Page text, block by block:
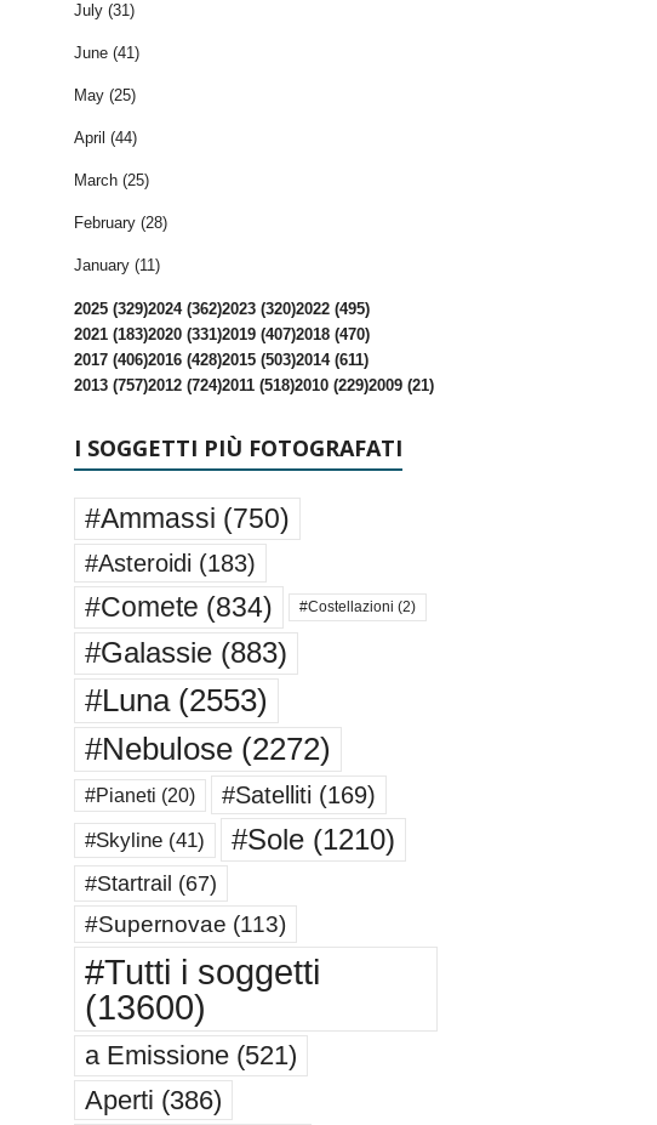
July (31)
June (41)
May (25)
April (44)
March (25)
February (28)
January (11)
2025 (329)2024 (362)2023 (320)2022 (495)
2021 (183)2020 (331)2019 (407)2018 (470)
2017 (406)2016 (428)2015 (503)2014 (611)
2013 (757)2012 (724)2011 (518)2010 (229)2009 (21)
I SOGGETTI PIÙ FOTOGRAFATI
#Ammassi (750)
#Asteroidi (183)
#Comete (834) #Costellazioni (2)
#Galassie(883)
#Luna(2553)
#Nebulose(2272)
#Pianeti (20) #Satelliti (169)
#Skyline(41) #Sole(1210)
#Startrail (67)
#Supernovae (113)
#Tutti i soggetti
(13600)
a Emissione(521)
Aperti (386)